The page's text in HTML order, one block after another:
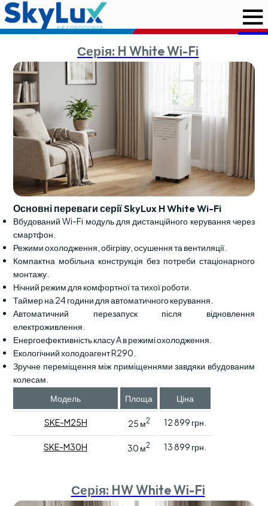
Серія: H White Wi-Fi
Основні переваги серії SkyLux H White Wi-Fi
Вбудований Wi-Fi модуль для дистанційного керування через
смартфон.
Режими охолодження, обігріву, осушення та вентиляції.
Компактна мобільна конструкція без потреби стаціонарного
монтажу.
Нічний режим для комфортної та тихої роботи.
Таймер на 24 години для автоматичного керування.
Автоматичний перезапуск після відновлення
електроживлення.
Енергоефективність класу A в режимі охолодження.
Екологічний холодоагент R290.
Зручне переміщення між приміщеннями завдяки вбудованим
колесам.
Модель
Площа Ціна
SKE-M25H 25 м2 12 899 грн.
SKE-M30H 30 м2 13 899 грн.
Серія: HW White Wi-Fi